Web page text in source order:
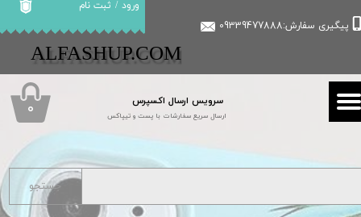
سرویس ارسال اکسپرس
ارسال سریع سفارشات با پست و تیپاکس
پیگیری سفارش:09339477888
ورود / ثبت نام
حساب کاربری من
تغییر گذر واژه
سفارشات
​​ALFASHUP.COM
۰
جستجو